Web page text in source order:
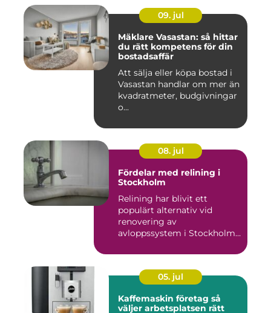
09. jul
Mäklare Vasastan: så hittar
du rätt kompetens för din
bostadsaffär
Att sälja eller köpa bostad i
Vasastan handlar om mer än
kvadratmeter, budgivningar
o...
08. jul
Fördelar med relining i
Stockholm
Relining har blivit ett
populärt alternativ vid
renovering av
avloppssystem i Stockholm.
05. jul
Kaffemaskin företag så
väljer arbetsplatsen rätt